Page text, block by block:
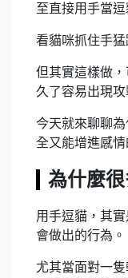
至直接用手當逗
看貓咪抓住手
但其實這樣做
久了容易出現
今天就來聊聊
全又能增進感情
為什麼
用手逗貓，其
會做出的行為。
尤其當面對一